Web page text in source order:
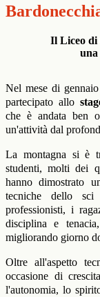
Il Liceo di
una
Nel mese di
partecipato allo
che è andata ben
un'attività dal
La montagna si è
studenti, molti dei
hanno dimostrato
tecniche dello
professionisti, i
disciplina e
migliorando giorno
Oltre all'aspetto
occasione di
l'autonomia, lo